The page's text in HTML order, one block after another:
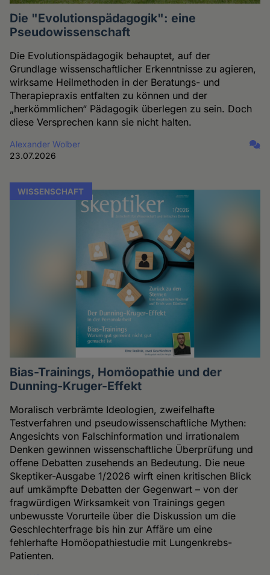
Die "Evolutionspädagogik": eine
Pseudowissenschaft
Die Evolutionspädagogik behauptet, auf der
Grundlage wissenschaftlicher Erkenntnisse zu agieren,
wirksame Heilmethoden in der Beratungs- und
Therapiepraxis entfalten zu können und der
„herkömmlichen“ Pädagogik überlegen zu sein. Doch
diese Versprechen kann sie nicht halten.
Alexander Wolber
23.07.2026
WISSENSCHAFT
Bias-Trainings, Homöopathie und der
Dunning-Kruger-Effekt
Moralisch verbrämte Ideologien, zweifelhafte
Testverfahren und pseudowissenschaftliche Mythen:
Angesichts von Falschinformation und irrationalem
Denken gewinnen wissenschaftliche Überprüfung und
offene Debatten zusehends an Bedeutung. Die neue
Skeptiker-Ausgabe 1/2026 wirft einen kritischen Blick
auf umkämpfte Debatten der Gegenwart – von der
fragwürdigen Wirksamkeit von Trainings gegen
unbewusste Vorurteile über die Diskussion um die
Geschlechterfrage bis hin zur Affäre um eine
fehlerhafte Homöopathiestudie mit Lungenkrebs-
Patienten.